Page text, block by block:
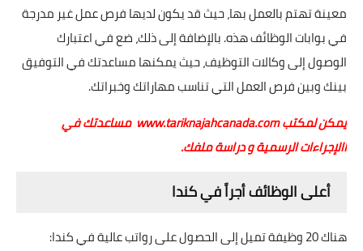
معينة تهتم بالعمل بها، حيث قد يكون لديها فرص عمل غير مدرجة
في بوابات الوظائف هذه. بالإضافة إلى ذلك، ضع في اعتبارك
الوصول إلى وكالات التوظيف، حيث يمكنها مساعدتك في التوفيق
بينك وبين فرص العمل التي تناسب مهاراتك وخبراتك.
يمكن لمكتبwww.tariknajahcanada.com مساعدتك في
االإجراءات الرسمية و دراسة ملفك.
أعلى الوظائف أجراً في كندا
هناك 20 وظيفة تميل إلى الحصول على رواتب عالية في كندا: